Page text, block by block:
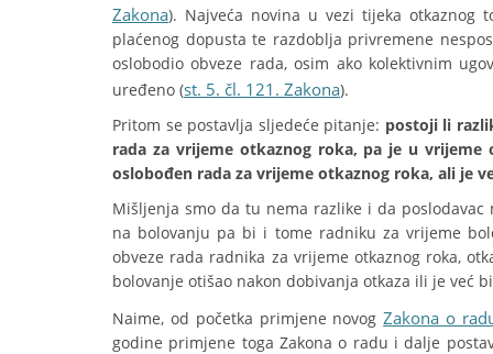
Zakona). Najveća novina u vezi tijeka otkaznog
plaćenog dopusta te razdoblja privremene
oslobodio obveze rada, osim ako kolektivnim
uređeno (st. 5. čl. 121. Zakona).
Pritom se postavlja sljedeće pitanje: postoji li
rada za vrijeme otkaznog roka, pa je u
oslobođen rada za vrijeme otkaznog roka, ali je
Mišljenja smo da tu nema razlike i da
na bolovanju pa bi i tome radniku za vrijeme
obveze rada radnika za vrijeme otkaznog roka,
bolovanje otišao nakon dobivanja otkaza ili je već
Naime, od početka primjene novogZakona o
godine primjene toga Zakona o radu i dalje